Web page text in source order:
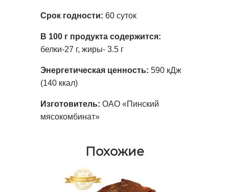
Срок годности: 60 суток
В 100 г продукта содержится:
белки-27 г, жиры- 3.5 г
Энергетическая ценность: 590 кДж
(140 ккал)
Изготовитель: ОАО «Пинский
мясокомбинат»
Похожие